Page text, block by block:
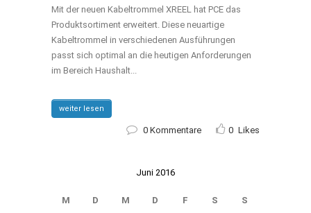
Mit der neuen Kabeltrommel XREEL hat PCE das
Produktsortiment erweitert. Diese neuartige
Kabeltrommel in verschiedenen Ausführungen
passt sich optimal an die heutigen Anforderungen
im Bereich Haushalt...
weiter lesen
0 Kommentare 0 Likes
Juni 2016
M D M D F S
S